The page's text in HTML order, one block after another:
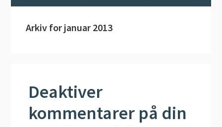
Arkiv for januar 2013
Deaktiver
kommentarer på din